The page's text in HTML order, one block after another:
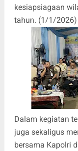
kesiapsiagaan
tahun. (1/1/2026)
Dalam kegiatan
juga sekaligus
bersama Kapolri